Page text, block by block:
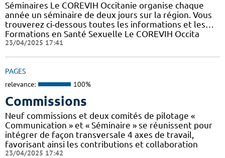
Séminaires Le COREVIH Occitanie organise chaque
année un séminaire de deux jours sur la région. Vous
trouverez ci-dessous toutes les informations et les…
Formations en Santé Sexuelle Le COREVIH Occita
23/04/2025 17:41
PAGES
relevance: 100%
Commissions
Neuf commissions et deux comités de pilotage «
Communication » et « Séminaire » se réunissent pour
intégrer de façon transversale 4 axes de travail,
favorisant ainsi les contributions et collaboration
23/04/2025 17:42